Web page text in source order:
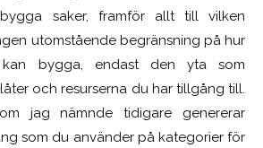
saker, framför allt till vilken
utomstående begränsning på hur
bygga, endast den yta som
och resurserna du har tillgång till.
jag nämnde tidigare genererar
som du använder på kategorier för